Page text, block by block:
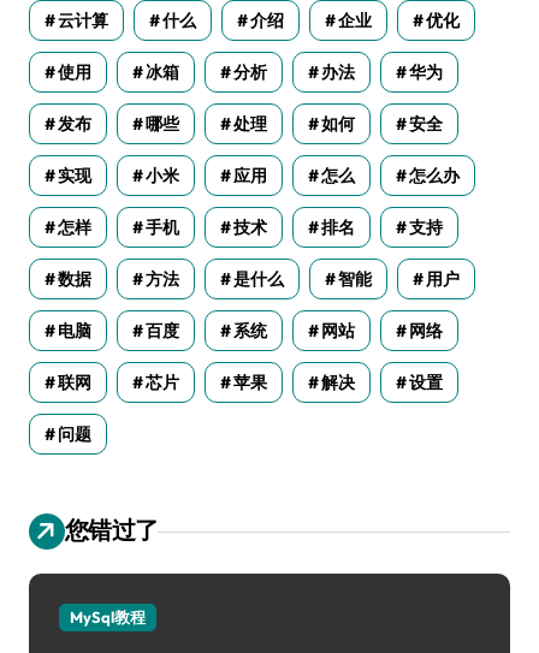
云计算 什么 介绍 企业 优化
使用 冰箱 分析 办法 华为
发布 哪些 处理 如何 安全
实现 小米 应用 怎么 怎么办
怎样 手机 技术 排名 支持
数据 方法 是什么 智能 用户
电脑 百度 系统 网站 网络
联网 芯片 苹果 解决 设置
问题
您错过了
MySql教程